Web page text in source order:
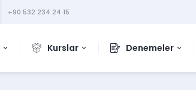
+90 532 234 24 15
Kurslar Denemeler